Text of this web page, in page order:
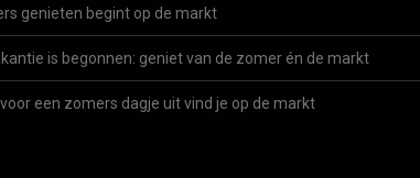
genieten begint op de markt
is begonnen: geniet van de zomer én de markt
een zomers dagje uit vind je op de markt